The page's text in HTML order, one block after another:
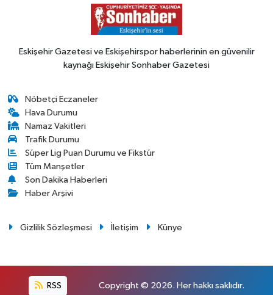
Eskişehir Gazetesi ve Eskişehirspor haberlerinin en güvenilir
kaynağı Eskişehir Sonhaber Gazetesi
Nöbetçi Eczaneler
Hava Durumu
Namaz Vakitleri
Trafik Durumu
Süper Lig Puan Durumu ve Fikstür
Tüm Manşetler
Son Dakika Haberleri
Haber Arşivi
Gizlilik Sözleşmesi İletişim Künye
RSS Copyright © 2026. Her hakkı saklıdır.